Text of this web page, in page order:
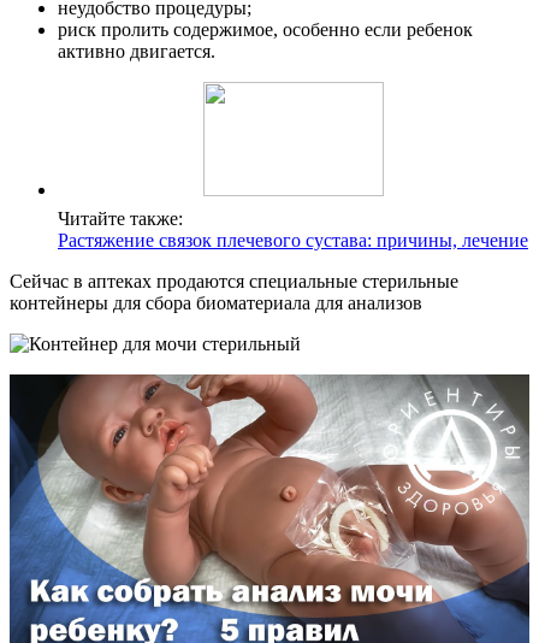
неудобство процедуры;
риск пролить содержимое, особенно если ребенок
активно двигается.
Читайте также:
Растяжение связок плечевого сустава: причины, лечение
Сейчас в аптеках продаются специальные стерильные
контейнеры для сбора биоматериала для анализов